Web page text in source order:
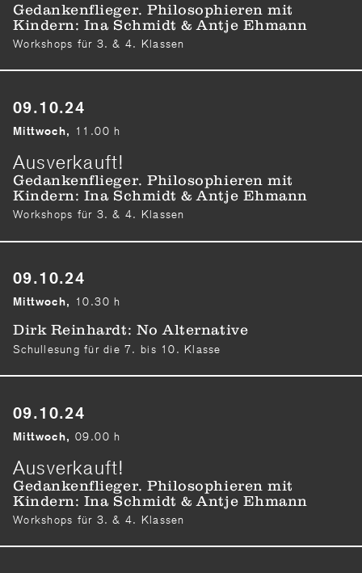
Gedankenflieger. Philosophieren mit
Kindern: Ina Schmidt & Antje Ehmann
Workshops für 3. & 4. Klassen
09.10.24
Mittwoch, 11.00 h
Ausverkauft!
Gedankenflieger. Philosophieren mit
Kindern: Ina Schmidt & Antje Ehmann
Workshops für 3. & 4. Klassen
09.10.24
Mittwoch, 10.30 h
Dirk Reinhardt: No Alternative
Schullesung für die 7. bis 10. Klasse
09.10.24
Mittwoch,09.00 h
Ausverkauft!
Gedankenflieger. Philosophieren mit
Kindern: Ina Schmidt & Antje Ehmann
Workshops für 3. & 4. Klassen